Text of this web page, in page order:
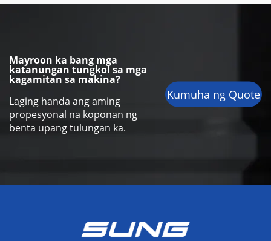
Mayroon ka bang mga
katanungan tungkol sa mga
kagamitan sa makina?
Laging handa ang aming
propesyonal na koponan ng
benta upang tulungan ka.
Kumuha ng Quote